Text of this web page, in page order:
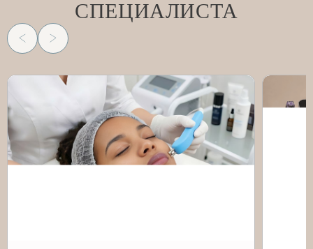
СПЕЦИАЛИСТА